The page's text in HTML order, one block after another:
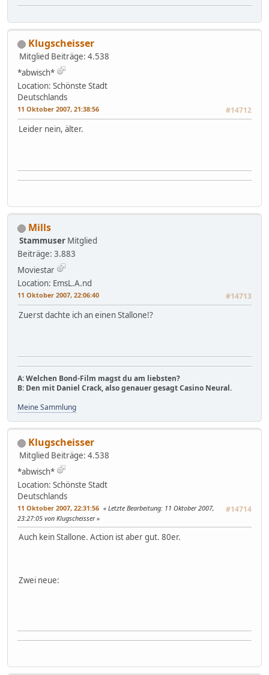
Klugscheisser
Mitglied Beiträge: 4.538
*abwisch*
Location: Schönste Stadt
Deutschlands
11 Oktober 2007, 21:38:56 #14712
Leider nein, älter.
Mills
Stammuser Mitglied
Beiträge: 3.883
Moviestar
Location: EmsL.A.nd
11 Oktober 2007, 22:06:40 #14713
Zuerst dachte ich an einen Stallone!?
A: Welchen Bond-Film magst du am liebsten?
B: Den mit Daniel Crack, also genauer gesagt Casino Neural.
Meine Sammlung
Klugscheisser
Mitglied Beiträge: 4.538
*abwisch*
Location: Schönste Stadt
Deutschlands
11 Oktober 2007, 22:31:56 #14714
Letzte Bearbeitung: 11 Oktober 2007,
23:27:05 von Klugscheisser
Auch kein Stallone. Action ist aber gut. 80er.
Zwei neue: